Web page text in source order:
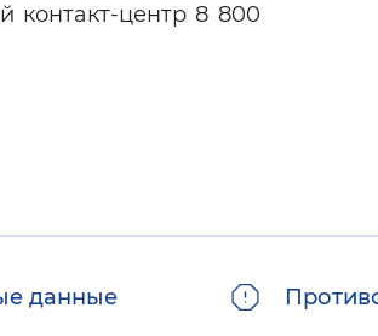
контакт-центр 8 800
данные